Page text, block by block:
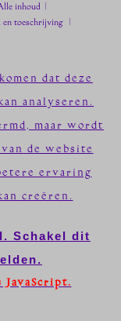
inhoud
en toeschrijving
dat deze
analyseren.
maar wordt
de website
ervaring
creëren.
Schakel dit